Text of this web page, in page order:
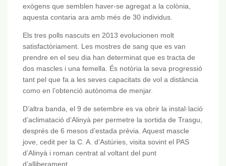
exògens que semblen haver-se agregat a la colònia,
aquesta contaria ara amb més de 30 individus.
Els tres polls nascuts en 2013 evolucionen molt
satisfactòriament. Les mostres de sang que es van
prendre en el seu dia han determinat que es tracta de
dos mascles i una femella. És notòria la seva progressió
tant pel que fa a les seves capacitats de vol a distància
como en l’obtenció autònoma de menjar.
D’altra banda, el 9 de setembre es va obrir la instal·lació
d’aclimatació d’Alinyà per permetre la sortida de Trasgu,
després de 6 mesos d’estada prèvia. Aquest mascle
jove, cedit per la C. A. d’Astúries, visita sovint el PAS
d’Alinyà i roman centrat al voltant del punt
d’alliberament.